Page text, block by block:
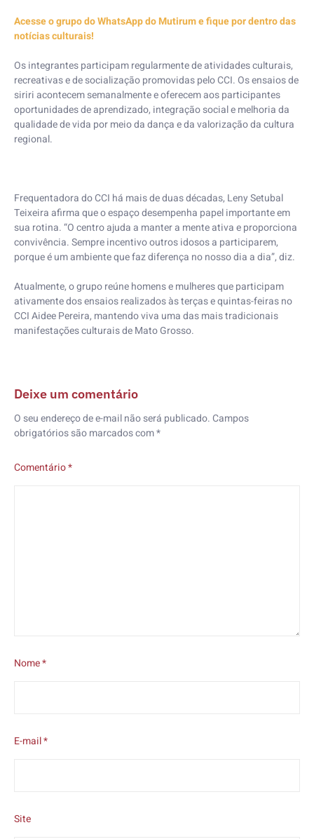
Acesse o grupo do WhatsApp do Mutirum e fique por dentro das
notícias culturais!
Os integrantes participam regularmente de atividades culturais,
recreativas e de socialização promovidas pelo CCI. Os ensaios de
siriri acontecem semanalmente e oferecem aos participantes
oportunidades de aprendizado, integração social e melhoria da
qualidade de vida por meio da dança e da valorização da cultura
regional.
Frequentadora do CCI há mais de duas décadas, Leny Setubal
Teixeira afirma que o espaço desempenha papel importante em
sua rotina. “O centro ajuda a manter a mente ativa e proporciona
convivência. Sempre incentivo outros idosos a participarem,
porque é um ambiente que faz diferença no nosso dia a dia”, diz.
Atualmente, o grupo reúne homens e mulheres que participam
ativamente dos ensaios realizados às terças e quintas-feiras no
CCI Aidee Pereira, mantendo viva uma das mais tradicionais
manifestações culturais de Mato Grosso.
Deixe um comentário
O seu endereço de e-mail não será publicado.Campos
obrigatórios são marcados com*
Comentário*
Nome*
E-mail*
Site